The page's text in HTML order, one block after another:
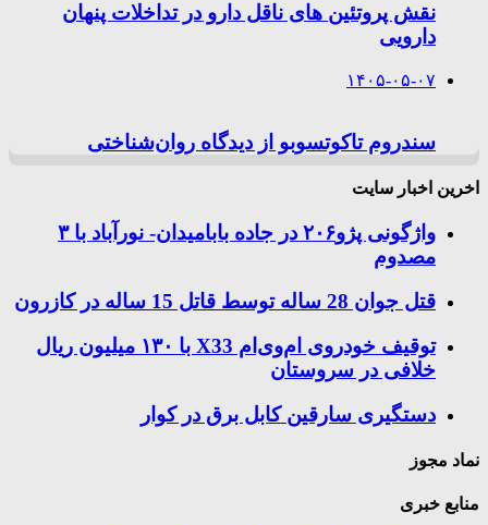
نقش پروتئین های ناقل دارو در تداخلات پنهان
دارویی
۱۴۰۵-۰۵-۰۷
سندروم تاکوتسوبو از دیدگاه روان‌شناختی
اخرین اخبار سایت
واژگونی پژو۲۰۶ در جاده بابامیدان- نورآباد با ۳
مصدوم
قتل جوان 28 ساله توسط قاتل 15 ساله در کازرون
توقیف خودروی ام‌وی‌ام X33 با ۱۳۰ میلیون ریال
خلافی در سروستان
دستگیری سارقین کابل برق در کوار
نماد مجوز
منابع خبری